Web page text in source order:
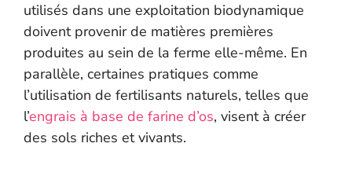
utilisés dans une exploitation biodynamique
doivent provenir de matières premières
produites au sein de la ferme elle-même. En
parallèle, certaines pratiques comme
l’utilisation de fertilisants naturels, telles que
l’engrais à base de farine d’os, visent à créer
des sols riches et vivants.